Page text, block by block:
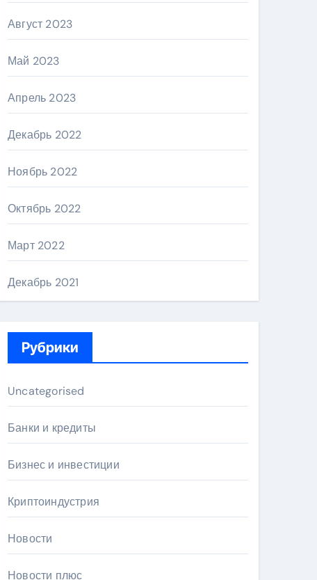
Август 2023
Май 2023
Апрель 2023
Декабрь 2022
Ноябрь 2022
Октябрь 2022
Март 2022
Декабрь 2021
Рубрики
Uncategorised
Банки и кредиты
Бизнес и инвестиции
Криптоиндустрия
Новости
Новости плюс